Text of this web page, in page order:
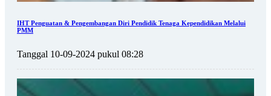
IHT Penguatan & Pengembangan Diri Pendidik Tenaga Kependidikan Melalui
PMM
Tanggal 10-09-2024 pukul 08:28